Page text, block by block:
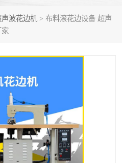
声波花边机 > 布料滚花边设备 超声
家
双头服装凹凸压花机